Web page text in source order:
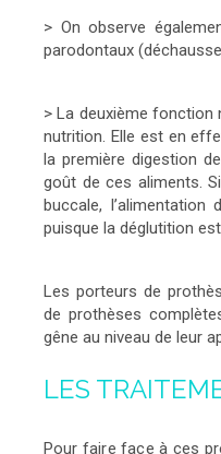
> On observe
parodontaux
> La deuxième fonction
nutrition. Elle est en
la première digestion
goût de ces aliments.
buccale, l’alimentation
puisque la déglutition est
Les porteurs de
de prothèses
gêne au niveau de leur
LES
Pour faire face à ces